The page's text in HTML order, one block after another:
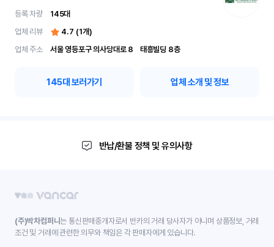
등록 차량 145대
업체 리뷰
4.7 (1개)
업체 주소
서울 영등포구 의사당대로 8	 태흥빌딩 8층
145대 보러가기 업체 소개 및 정보
반납/환불 정책 및 유의사항
(주)박차컴퍼니는 통신판매중개자로서 반카의 거래 당사자가 아니며 상품정보, 거래
조건 및 거래에 관련한 의무와 책임은 각 판매자에게 있습니다.